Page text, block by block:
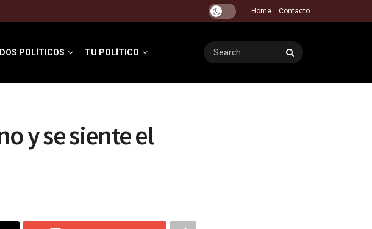
Home Contacto
POLÍTICOS TU POLÍTICO
y se siente el